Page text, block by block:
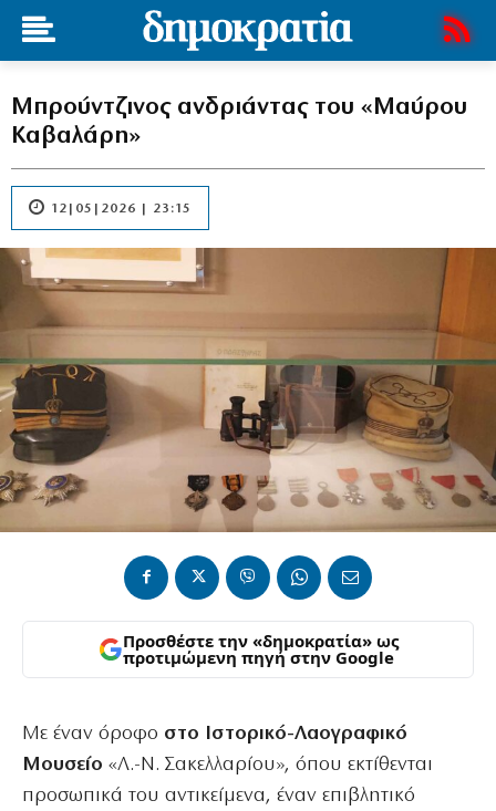
Μπρούντζινος ανδριάντας του «Μαύρου
Καβαλάρη»
12|05|2026 | 23:15
Προσθέστε την «δημοκρατία» ως
προτιμώμενη πηγή στην Google
Με έναν όροφο στο Ιστορικό-Λαογραφικό
Μουσείο «Λ.-Ν. Σακελλαρίου», όπου εκτίθενται
προσωπικά του αντικείμενα, έναν επιβλητικό